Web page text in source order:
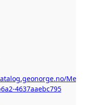
4637aaebc795